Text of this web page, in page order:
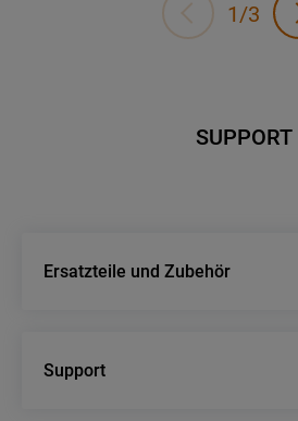
1/3
SUPPORT
Ersatzteile und Zubehör
Support